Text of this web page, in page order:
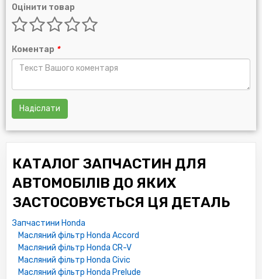
B63014300
B6Y014300
B6Y014302
N3Y614302
N3Y623802
RF0123802A9A
RF2A14302
RFY214302
RFY2143029A
CHRYSLER:
03838011
04243445
04243693
04243805
04494477
04026486
Оцінити товар
Коментар *
Надіслати
КАТАЛОГ ЗАПЧАСТИН ДЛЯ
АВТОМОБІЛІВ ДО ЯКИХ
ЗАСТОСОВУЄТЬСЯ ЦЯ ДЕТАЛЬ
Запчастини Honda
Масляний фільтр Honda Accord
Масляний фільтр Honda CR-V
Масляний фільтр Honda Civic
Масляний фільтр Honda Prelude